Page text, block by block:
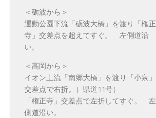
＜砺波から＞
運動公園下流「砺波大橋」を渡り「権正
寺」交差点を超えてすぐ。 左側道沿
い。
＜高岡から＞
イオン上流「南郷大橋」を渡り「小泉」
交差点で右折。）県道11号）
「権正寺」交差点で左折してすぐ。 左
側道沿い。